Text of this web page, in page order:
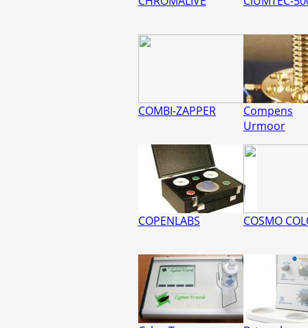
COMBI-ZAPPER
Compens
Urmoor
COPENLABS COSMO